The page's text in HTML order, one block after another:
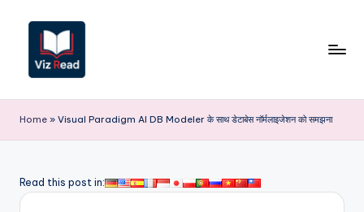
content
iz
R
a
Home » Visual Paradigm AI DB Modeler के साथ डेटाबेस नॉर्मलाइजेशन को समझना
Read this post in: